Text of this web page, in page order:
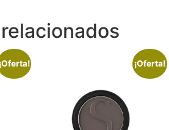
¡Oferta! ¡Oferta!